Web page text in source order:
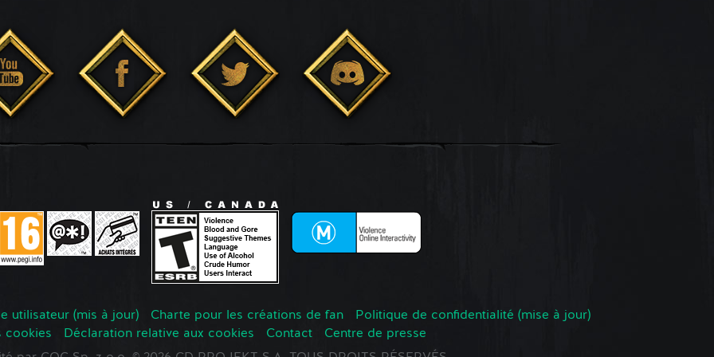
utilisateur (mis à jour) Charte pour les créations de fan
Politique de confidentialité (mise à jour)
cookies
Déclaration relative aux cookies Contact
Centre de presse